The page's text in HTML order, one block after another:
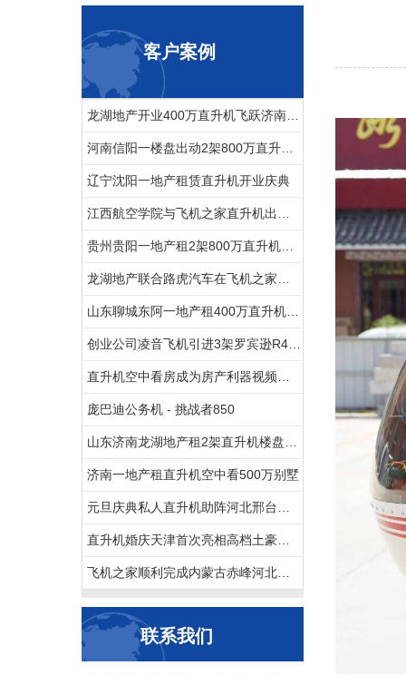
客户案例
辽宁沈阳一地产租赁直升机开业庆典
庞巴迪公务机 - 挑战者850
济南一地产租直升机空中看500万别墅
联系我们